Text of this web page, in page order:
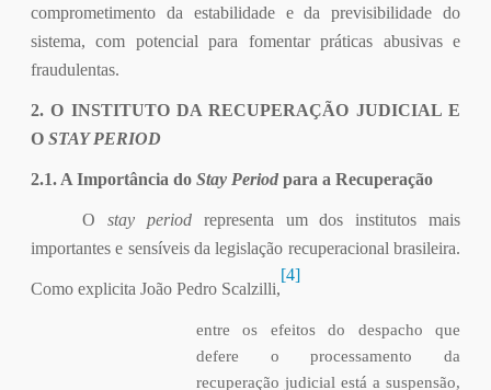
comprometimento da estabilidade e da previsibilidade do
sistema, com potencial para fomentar práticas abusivas e
fraudulentas.
2. O INSTITUTO DA RECUPERAÇÃO JUDICIAL E
O STAY PERIOD
2.1. A Importância do Stay Period para a Recuperação
Ostay periodrepresenta um dos institutos mais
importantes e sensíveis da legislação recuperacional brasileira.
Como explicita João Pedro Scalzilli,
[4]
entre os efeitos do despacho que
defere o processamento da
recuperação judicial está a suspensão,